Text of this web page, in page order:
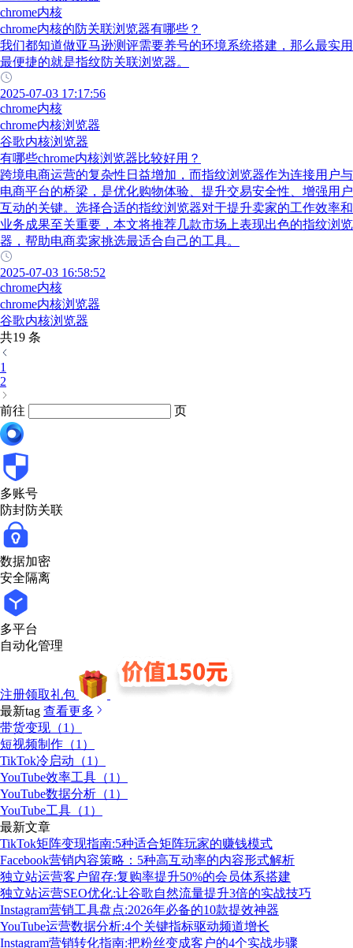
chrome内核
chrome内核的防关联浏览器有哪些？
我们都知道做亚马逊测评需要养号的环境系统搭建，那么最实用
最便捷的就是指纹防关联浏览器。
2025-07-03 17:17:56
chrome内核
chrome内核浏览器
谷歌内核浏览器
有哪些chrome内核浏览器比较好用？
跨境电商运营的复杂性日益增加，而指纹浏览器作为连接用户与
电商平台的桥梁，是优化购物体验、提升交易安全性、增强用户
互动的关键。选择合适的指纹浏览器对于提升卖家的工作效率和
业务成果至关重要，本文将推荐几款市场上表现出色的指纹浏览
器，帮助电商卖家挑选最适合自己的工具。
2025-07-03 16:58:52
chrome内核
chrome内核浏览器
谷歌内核浏览器
共19 条
1
2
前往 页
多账号
防封防关联
数据加密
安全隔离
多平台
自动化管理
注册领取礼包
最新tag 查看更多
带货变现（1）
短视频制作（1）
TikTok冷启动（1）
YouTube效率工具（1）
YouTube数据分析（1）
YouTube工具（1）
最新文章
TikTok矩阵变现指南:5种适合矩阵玩家的赚钱模式
Facebook营销内容策略：5种高互动率的内容形式解析
独立站运营客户留存:复购率提升50%的会员体系搭建
独立站运营SEO优化:让谷歌自然流量提升3倍的实战技巧
Instagram营销工具盘点:2026年必备的10款提效神器
YouTube运营数据分析:4个关键指标驱动频道增长
Instagram营销转化指南:把粉丝变成客户的4个实战步骤